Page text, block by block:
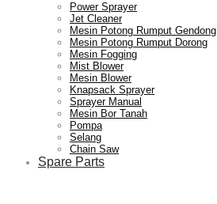
Power Sprayer
Jet Cleaner
Mesin Potong Rumput Gendong
Mesin Potong Rumput Dorong
Mesin Fogging
Mist Blower
Mesin Blower
Knapsack Sprayer
Sprayer Manual
Mesin Bor Tanah
Pompa
Selang
Chain Saw
Spare Parts